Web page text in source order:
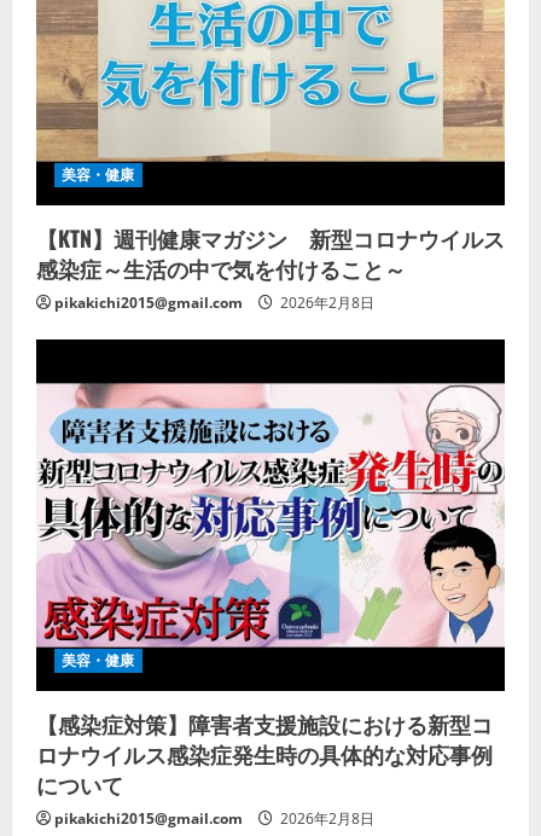
美容・健康
【KTN】週刊健康マガジン 新型コロナウイルス
感染症～生活の中で気を付けること～
pikakichi2015@gmail.com 2026年2月8日
美容・健康
【感染症対策】障害者支援施設における新型コ
ロナウイルス感染症発生時の具体的な対応事例
について
pikakichi2015@gmail.com 2026年2月8日